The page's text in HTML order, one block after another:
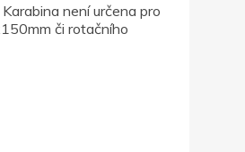
není určena pro
či rotačního